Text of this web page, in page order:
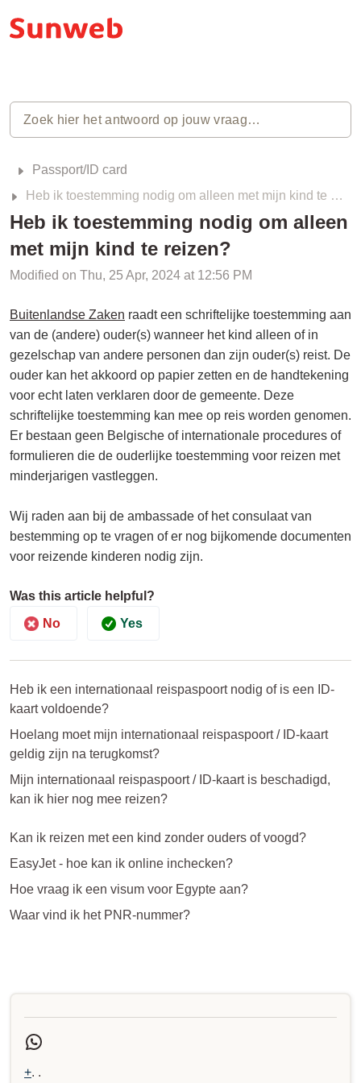
Passport/ID card
Heb ik toestemming nodig om alleen met mijn kind te reizen?
Heb ik toestemming nodig om alleen
met mijn kind te reizen?
Modified on Thu, 25 Apr, 2024 at 12:56 PM
Buitenlandse Zaken raadt een schriftelijke toestemming aan
van de (andere) ouder(s) wanneer het kind alleen of in
gezelschap van andere personen dan zijn ouder(s) reist. De
ouder kan het akkoord op papier zetten en de handtekening
voor echt laten verklaren door de gemeente. Deze
schriftelijke toestemming kan mee op reis worden genomen.
Er bestaan geen Belgische of internationale procedures of
formulieren die de ouderlijke toestemming voor reizen met
minderjarigen vastleggen.
Wij raden aan bij de ambassade of het consulaat van
bestemming op te vragen of er nog bijkomende documenten
voor reizende kinderen nodig zijn.
Was this article helpful?
No
Yes
Heb ik een internationaal reispaspoort nodig of is een ID-
kaart voldoende?
Hoelang moet mijn internationaal reispaspoort / ID-kaart
geldig zijn na terugkomst?
Mijn internationaal reispaspoort / ID-kaart is beschadigd,
kan ik hier nog mee reizen?
Kan ik reizen met een kind zonder ouders of voogd?
EasyJet - hoe kan ik online inchecken?
Hoe vraag ik een visum voor Egypte aan?
Waar vind ik het PNR-nummer?
+. .